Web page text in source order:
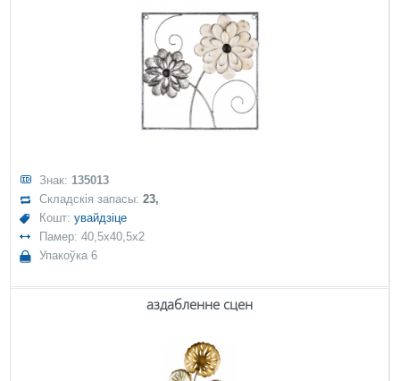
Знак: 135013
Складскія запасы:23,
Кошт:увайдзіце
Памер: 40,5x40,5x2
Упакоўка 6
аздабленне сцен